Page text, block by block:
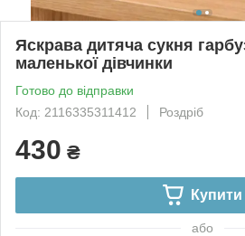
Яскрава дитяча сукня
маленької дівчинки
Готово до відправки
Код: 2116335311412
Роздріб
430 ₴
Купити
або